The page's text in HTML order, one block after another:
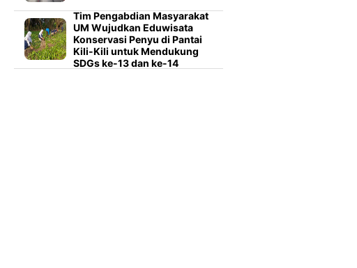
Tim Pengabdian Masyarakat
UM Wujudkan Eduwisata
Konservasi Penyu di Pantai
Kili-Kili untuk Mendukung
SDGs ke-13 dan ke-14